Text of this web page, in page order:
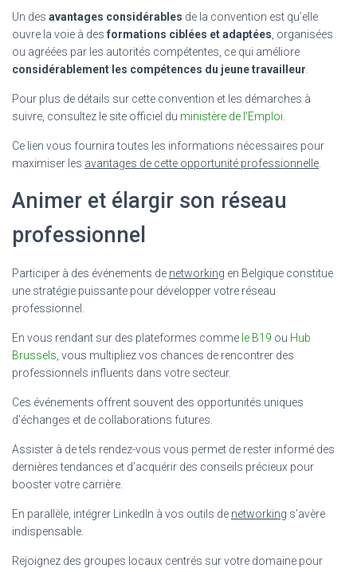
Un des avantages considérables de la convention est qu’elle
ouvre la voie à des formations ciblées et adaptées , organisées
ou agréées par les autorités compétentes, ce qui améliore
considérablement les compétences du jeune travailleur
Pour plus de détails sur cette convention et les démarches à
suivre, consultez le site officiel du ministère de l’Emploi
Ce lien vous fournira toutes les informations nécessaires pour
maximiser les avantages de cette opportunité professionnelle
Animer et élargir son réseau
professionnel
Participer à des événements de networking en Belgique constitue
une stratégie puissante pour développer votre réseau
professionnel.
En vous rendant sur des plateformes comme le B19 ou Hub
Brussels , vous multipliez vos chances de rencontrer des
professionnels influents dans votre secteur.
Ces événements offrent souvent des opportunités uniques
d’échanges et de collaborations futures.
Assister à de tels rendez-vous vous permet de rester informé des
dernières tendances et d’acquérir des conseils précieux pour
booster votre carrière.
En parallèle, intégrer LinkedIn à vos outils de networking s’avère
indispensable.
Rejoignez des groupes locaux centrés sur votre domaine pour